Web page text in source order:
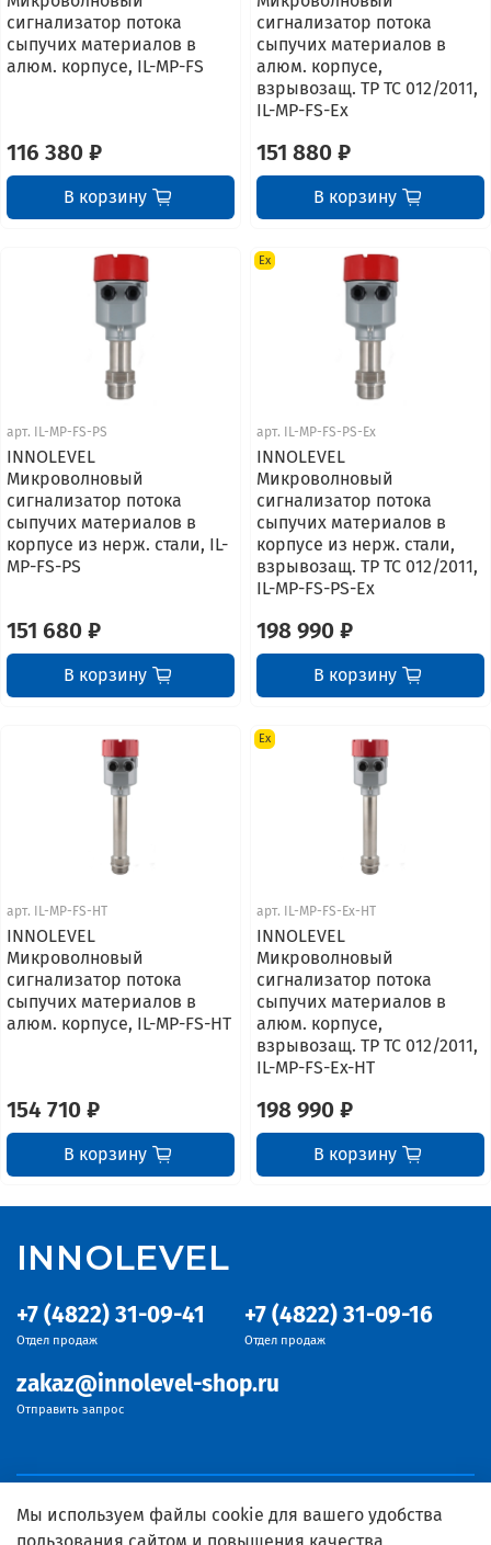
сигнализатор потока
сыпучих материалов в
алюм. корпусе, IL-MP-FS
116 380 ₽
В корзину
сигнализатор потока
сыпучих материалов в
алюм. корпусе,
взрывозащ. ТР ТС 012/2011,
IL-MP-FS-Ex
151 880 ₽
В корзину
арт. IL-MP-FS-PS
INNOLEVEL
Микроволновый
сигнализатор потока
сыпучих материалов в
корпусе из нерж. стали, IL-
MP-FS-PS
151 680 ₽
В корзину
Ex
арт. IL-MP-FS-PS-Ex
INNOLEVEL
Микроволновый
сигнализатор потока
сыпучих материалов в
корпусе из нерж. стали,
взрывозащ. ТР ТС 012/2011,
IL-MP-FS-PS-Ex
198 990 ₽
В корзину
арт. IL-MP-FS-HT
INNOLEVEL
Микроволновый
сигнализатор потока
сыпучих материалов в
алюм. корпусе, IL-MP-FS-HT
154 710 ₽
В корзину
Ex
арт. IL-MP-FS-Ex-HT
INNOLEVEL
Микроволновый
сигнализатор потока
сыпучих материалов в
алюм. корпусе,
взрывозащ. ТР ТС 012/2011,
IL-MP-FS-Ex-HT
198 990 ₽
В корзину
+7 (4822) 31-09-41
Отдел продаж
+7 (4822) 31-09-16
Отдел продаж
zakaz@innolevel-shop.ru
Отправить запрос
INNOLEVEL
Мы используем файлы cookie для вашего удобства